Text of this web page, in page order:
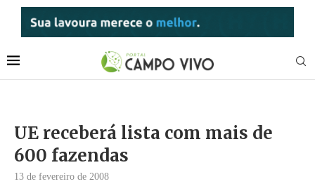
UE receberá lista com mais de
600 fazendas
13 de fevereiro de 2008